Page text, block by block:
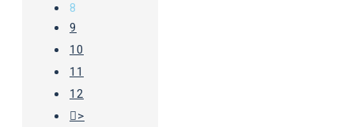
8
9
10
11
12
>